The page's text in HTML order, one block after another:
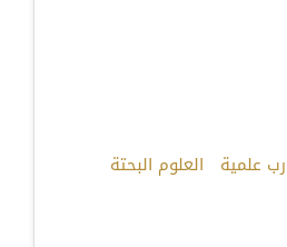
علمية
العلوم البحتة